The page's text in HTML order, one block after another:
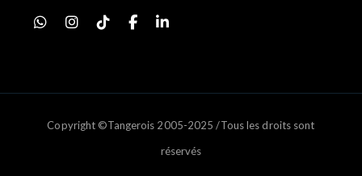
Copyright ©Tangerois 2005-2025 /Tous les droits sont
réservés